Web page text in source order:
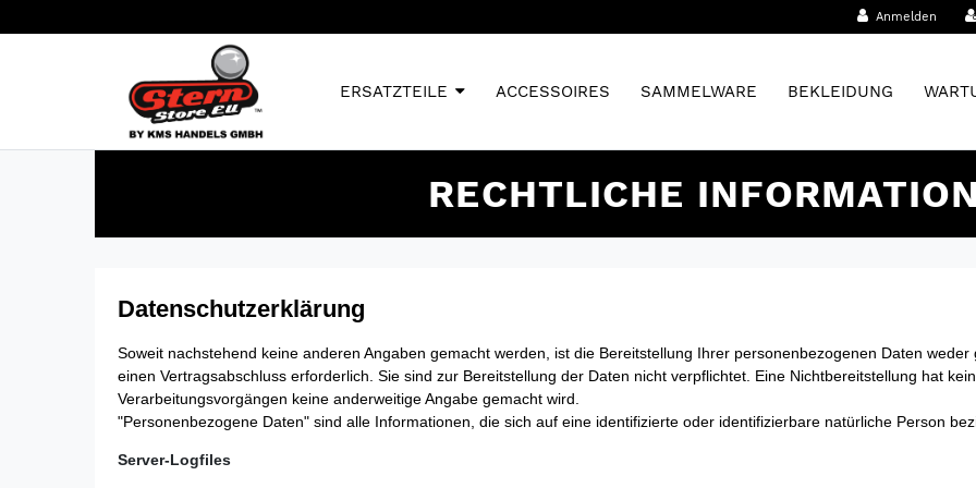
Anmelden
ERSATZTEILE ACCESSOIRES SAMMELWARE BEKLEIDUNG
RECHTLICHE
Datenschutzerklärung
Soweit nachstehend keine anderen Angaben gemacht werden, ist die Bereitstellung Ihrer personenbezogenen Daten
einen Vertragsabschluss erforderlich. Sie sind zur Bereitstellung der Daten nicht verpflichtet. Eine Nichtbereitstellung hat
Verarbeitungsvorgängen keine anderweitige Angabe gemacht wird.
"Personenbezogene Daten" sind alle Informationen, die sich auf eine identifizierte oder identifizierbare natürliche Person
Server-Logfiles